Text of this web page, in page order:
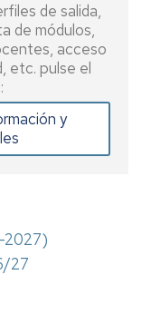
de salida,
de módulos,
acceso
etc. pulse el
y
2027)
27